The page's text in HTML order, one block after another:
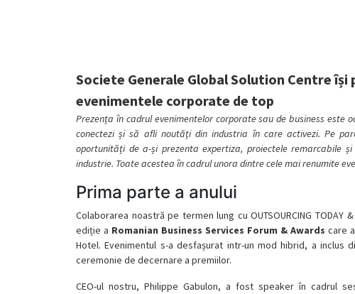
Societe Generale Global Solution Centre își
evenimentele corporate de top
Prezența în cadrul evenimentelor corporate sau de business este
conectezi și să afli noutăți din industria în care activezi. Pe
oportunități de a-și prezenta expertiza, proiectele remarcabile
industrie. Toate acestea în cadrul unora dintre cele mai renumite
Prima parte a anului
Colaborarea noastră pe termen lung cu OUTSOURCING TODAY
ediție a Romanian Business Services Forum & Awards care
Hotel. Evenimentul s-a desfașurat intr-un mod hibrid, a
ceremonie de decernare a premiilor.
CEO-ul nostru, Philippe Gabulon, a fost speaker în cadrul